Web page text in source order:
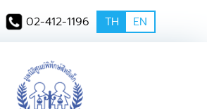
02-412-1196 TH EN